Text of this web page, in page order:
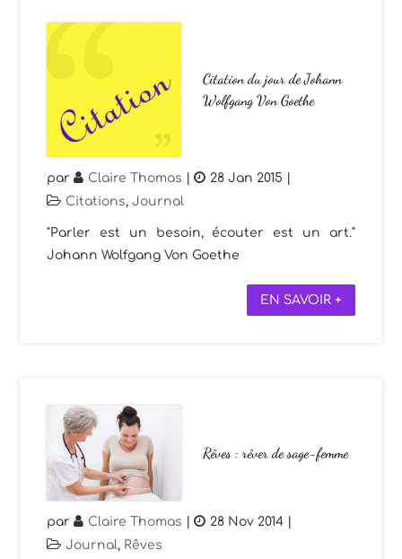
Citation du jour de Johann
Wolfgang Von Goethe
par Claire Thomas | 28 Jan 2015 |
Citations,Journal
"Parler est un besoin, écouter est un art."
Johann Wolfgang Von Goethe
EN SAVOIR +
Rêves : rêver de sage-femme
par Claire Thomas | 28 Nov 2014
Journal, Rêves